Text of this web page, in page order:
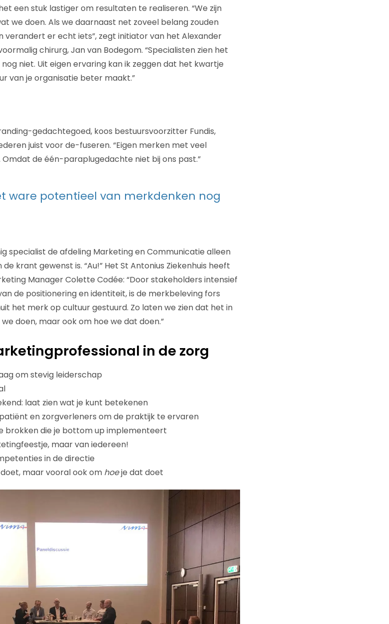
een stuk lastiger om resultaten te realiseren. “We zijn
we doen. Als we daarnaast net zoveel belang zouden
verandert er echt iets”, zegt initiator van het Alexander
chirurg, Jan van Bodegom. “Specialisten zien het
niet. Uit eigen ervaring kan ik zeggen dat het kwartje
van je organisatie beter maakt.”
gedachtegoed, koos bestuursvoorzitter Fundis,
juist voor de-fuseren. “Eigen merken met veel
de één-paraplugedachte niet bij ons past.”
ware potentieel van merkdenken nog
specialist de afdeling Marketing en Communicatie alleen
krant gewenst is. “Au!” Het St Antonius Ziekenhuis heeft
Manager Colette Codée: “Door stakeholders intensief
de positionering en identiteit, is de merkbeleving fors
het merk op cultuur gestuurd. Zo laten we zien dat het in
doen, maar ook om hoe we dat doen.”
in de zorg
om stevig leiderschap
laat zien wat je kunt betekenen
en zorgverleners om de praktijk te ervaren
brokken die je bottom up implementeert
maar van iedereen!
in de directie
maar vooral ook om hoeje dat doet